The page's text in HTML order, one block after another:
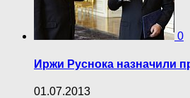
0
Иржи Руснока назначили
01.07.2013